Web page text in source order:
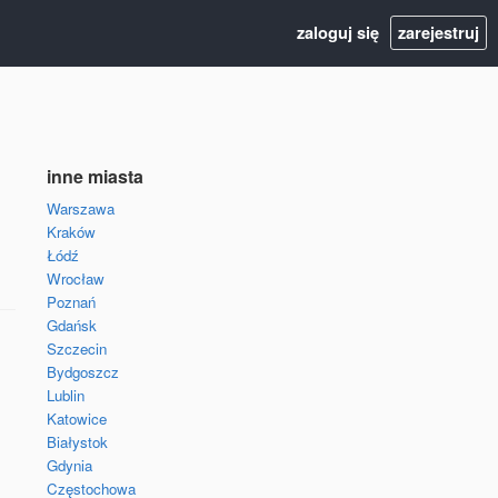
zaloguj się zarejestruj
inne miasta
Warszawa
Kraków
Łódź
Wrocław
Poznań
Gdańsk
Szczecin
Bydgoszcz
Lublin
Katowice
Białystok
Gdynia
Częstochowa